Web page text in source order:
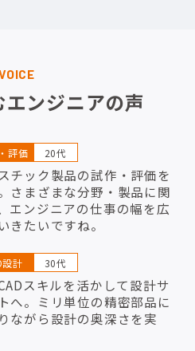
エンジニアの声
評価 20代
チック製品の試作・評価を
さまざまな分野・製品に関
エンジニアの仕事の幅を広
きたいですね。
設計 30代
スキルを活かして設計サ
へ。ミリ単位の精密部品に
ながら設計の奥深さを実